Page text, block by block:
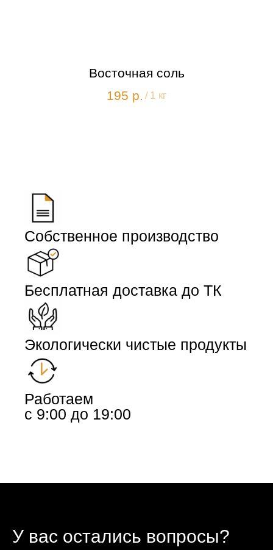
Восточная соль
195 р. / 1 кг
Собственное производство
Бесплатная доставка до ТК
Экологически чистые продукты
Работаем
с 9:00 до 19:00
У вас остались вопросы?